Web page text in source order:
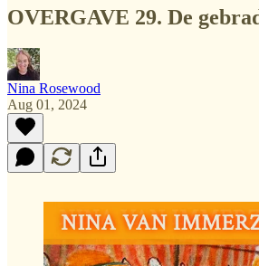
OVERGAVE 29. De
Nina Rosewood
Aug 01, 2024